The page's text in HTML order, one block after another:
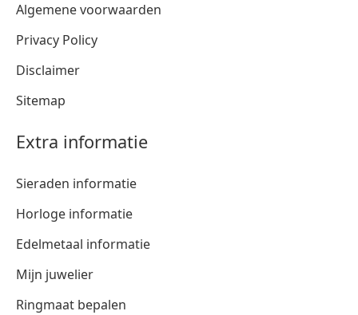
Algemene voorwaarden
Privacy Policy
Disclaimer
Sitemap
Extra informatie
Sieraden informatie
Horloge informatie
Edelmetaal informatie
Mijn juwelier
Ringmaat bepalen